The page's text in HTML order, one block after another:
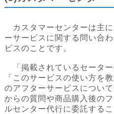
カスタマーセンターは主に
ーサービスに関する問い合
ビスのことです。
「掲載されているセーター
「このサービスの使い方を
のアフターサービスについ
からの質問や商品購入後の
ルセンター代行に委託する